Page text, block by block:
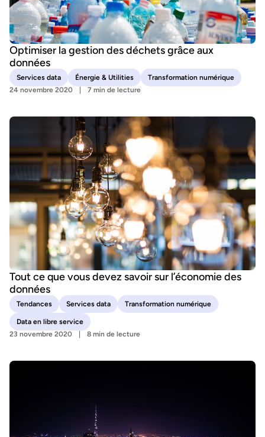
Optimiser la gestion des déchets grâce aux
données
Services data Énergie & Utilities
Transformation numérique
24 novembre 2020
7 min de lecture
Tout ce que vous devez savoir sur l’économie des
données
Tendances Services data Transformation numérique
Data en libre service
23 novembre 2020
8 min de lecture